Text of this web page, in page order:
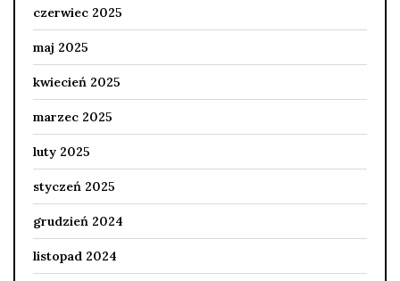
czerwiec 2025
maj 2025
kwiecień 2025
marzec 2025
luty 2025
styczeń 2025
grudzień 2024
listopad 2024